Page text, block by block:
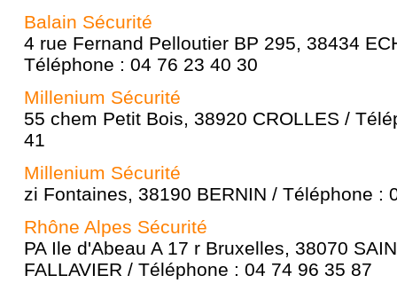
Balain Sécurité
4 rue Fernand Pelloutier BP 295, 38434
Téléphone : 04 76 23 40 30
Millenium Sécurité
55 chem Petit Bois, 38920 CROLLES /
41
Millenium Sécurité
zi Fontaines, 38190 BERNIN / Téléphone :
Rhône Alpes Sécurité
PA Ile d'Abeau A 17 r Bruxelles, 38070
FALLAVIER / Téléphone : 04 74 96 35 87